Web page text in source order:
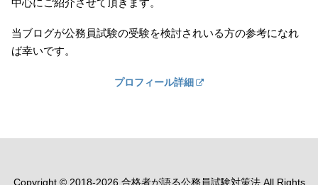
当ブログが公務員試験の受験を検討されいる方の参考になれ
ば幸いです。
プロフィール詳細
Copyright © 2018-2026 合格者が語る公務員試験対策法 All Rights